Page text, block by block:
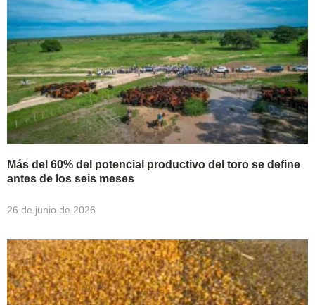
Más del 60% del potencial productivo del toro se define
antes de los seis meses
26 de junio de 2026